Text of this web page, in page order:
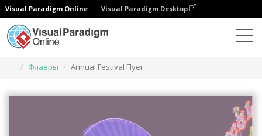
Visual Paradigm Online Visual Paradigm Desktop
Флаеры
Annual Festival Flyer